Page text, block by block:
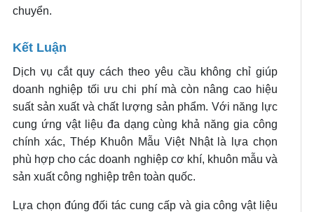
chuyển.
Kết Luận
Dịch vụ cắt quy cách theo yêu cầu không chỉ giúp
doanh nghiệp tối ưu chi phí mà còn nâng cao hiệu
suất sản xuất và chất lượng sản phẩm. Với năng lực
cung ứng vật liệu đa dạng cùng khả năng gia công
chính xác, Thép Khuôn Mẫu Việt Nhật là lựa chọn
phù hợp cho các doanh nghiệp cơ khí, khuôn mẫu và
sản xuất công nghiệp trên toàn quốc.
Lựa chọn đúng đối tác cung cấp và gia công vật liệu